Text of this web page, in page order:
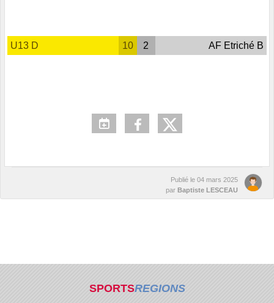
U13 D 10 2 AF Etriché B
Publié le 04 mars 2025
par Baptiste LESCEAU
SPORTSREGIONS